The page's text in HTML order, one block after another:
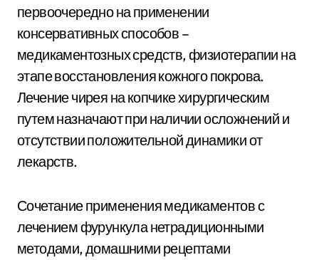
первоочередно на применении
консервативных способов –
медикаментозных средств, физиотерапии на
этапе восстановления кожного покрова.
Лечение чирея на копчике хирургическим
путем назначают при наличии осложнений и
отсутствии положительной динамики от
лекарств.
Сочетание применения медикаментов с
лечением фурункула нетрадиционными
методами, домашними рецептами